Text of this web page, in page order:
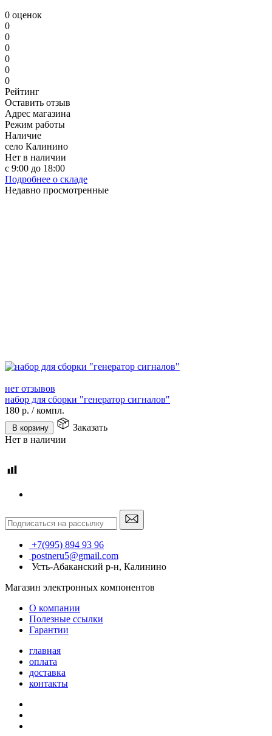
0 оценок
0
0
0
0
0
0
Рейтинг
Оставить отзыв
Адрес магазина
Режим работы
Наличие
село Калинино
Нет в наличии
с 9:00 до 18:00
Подробнее о складе
Недавно просмотренные
нет отзывов
набор для сборки "генератор сигналов"
180 р. /компл.
В корзину
Заказать
Нет в наличии
+7(995) 894 93 96
postneru5@gmail.com
Усть-Абаканский р-н, Калинино
Магазин электронных компонентов
О компании
Полезные ссылки
Гарантии
главная
оплата
доставка
контакты